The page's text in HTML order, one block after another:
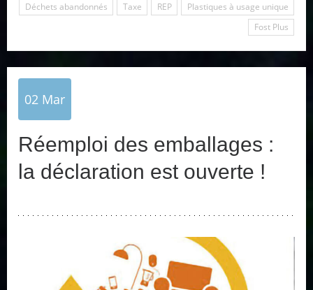
Déchets abandonnés
Taxe REP
Plastiques à usage unique
Fost Plus
02 Mar
Réemploi des emballages :
la déclaration est ouverte !